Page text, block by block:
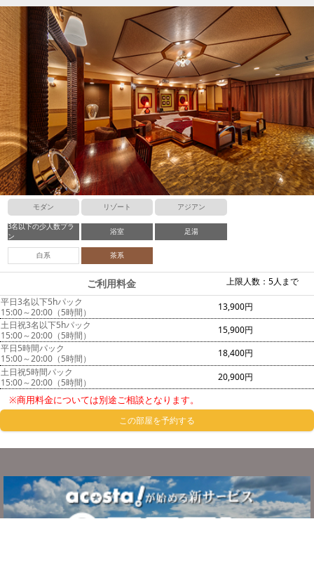
モダン リゾート アジアン
3名以下の少人数プラ
ン
浴室 足湯
白系 茶系
上限人数：5人まで
ご利用料金
平日3名以下5hパック
15:00～20:00（5時間）
13,900円
土日祝3名以下5hパック
15:00～20:00（5時間）
15,900円
平日5時間パック
15:00～20:00（5時間）
18,400円
土日祝5時間パック
15:00～20:00（5時間）
20,900円
※商用料金については別途ご相談となります。
この部屋を予約する